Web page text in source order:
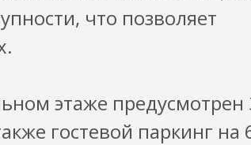
что позволяет
этаже предусмотрен
гостевой паркинг на